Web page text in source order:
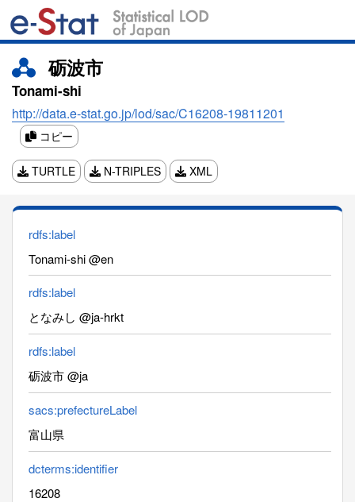
砺波市
Tonami-shi
http://data.e-stat.go.jp/lod/sac/C16208-19811201
コピー
TURTLE N-TRIPLES XML
rdfs:label
Tonami-shi @en
rdfs:label
となみし @ja-hrkt
rdfs:label
砺波市 @ja
sacs:prefectureLabel
富山県
dcterms:identifier
16208